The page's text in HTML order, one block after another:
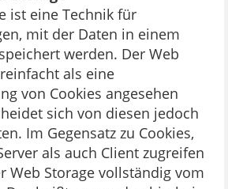
ist eine Technik für
mit der Daten in einem
werden. Der Web
als eine
von Cookies angesehen
sich von diesen jedoch
Im Gegensatz zu Cookies,
als auch Client zugreifen
Web Storage vollständig vom